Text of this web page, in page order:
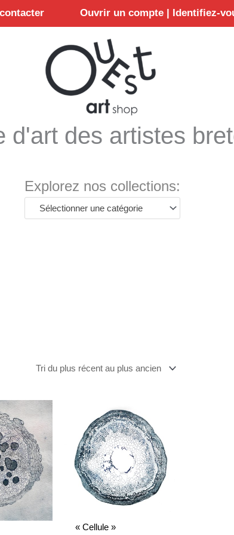
Ouvrir un compte | Identifiez-
d'art des artistes
Explorez nos collections:
Sélectionner une catégorie
« Cellule »